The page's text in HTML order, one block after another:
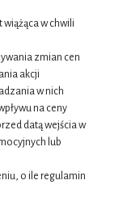
w chwili
zmian cen
akcji
w nich
na ceny
datą wejścia w
lub
o ile regulamin